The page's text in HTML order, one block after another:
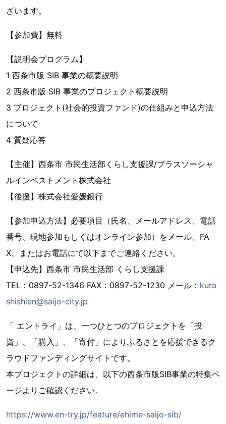
ざいます。
【参加費】無料
【説明会プログラム】
1 西条市版 SIB 事業の概要説明
2 西条市版 SIB 事業のプロジェクト概要説明
3 プロジェクト(社会的投資ファンド)の仕組みと申込方法
について
4 質疑応答
【主催】西条市 市民生活部くらし支援課/プラスソーシャ
ルインベストメント株式会社
【後援】株式会社愛媛銀行
【参加申込方法】必要項目（氏名、メールアドレス、電話
番号、現地参加もしくはオンライン参加）をメール、FA
X、またはお電話にて以下までご連絡ください。
【申込先】西条市 市民生活部 くらし支援課
TEL：0897-52-1346 FAX：0897-52-1230 メール： kura
shishien@saijo-city.jp
「 エントライ」は、一つひとつのプロジェクトを「投
資」、「購入」、「寄付」によりふるさとを応援できるク
ラウドファンディングサイトです。
本プロジェクトの詳細は、以下の西条市版SIB事業の特集ペ
ージよりご確認ください。
https://www.en-try.jp/feature/ehime-saijo-sib/